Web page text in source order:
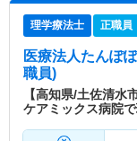
理学療法士 正職員
医療法人たんぽ
職員)
【高知県/土佐清
ケアミックス病院